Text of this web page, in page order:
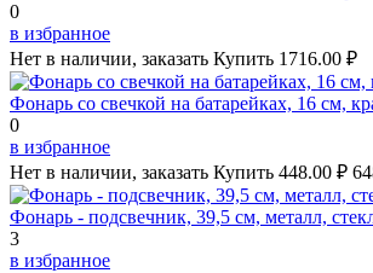
0
в избранное
Нет в наличии, заказать Купить 1716.00 ₽
Фонарь со свечкой на батарейках, 16 см,
0
в избранное
Нет в наличии, заказать Купить 448.00 ₽
Фонарь - подсвечник, 39,5 см, металл,
3
в избранное